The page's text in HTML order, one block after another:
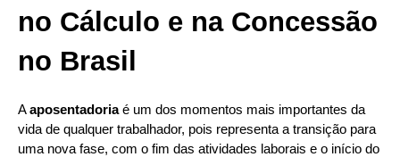
no Cálculo e na Concessão
no Brasil
Aaposentadoriaé um dos momentos mais importantes da
vida de qualquer trabalhador, pois representa a transição para
uma nova fase, com o fim das atividades laborais e o início do